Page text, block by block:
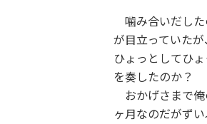
噛み合いだした
が目立っていた
ひょっとしてひ
を奏したのか？
おかげさまで俺
ヶ月なのだがず